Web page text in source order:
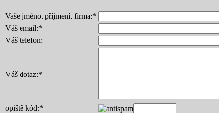
Vaše jméno, příjmení, firma:*
Váš email:*
Váš telefon:
Váš dotaz:*
opiště kód:*